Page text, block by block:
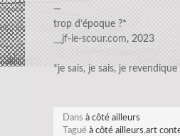
—
trop d’époque ?*
__jf-le-scour.com, 2023
*je sais, je sais, je revendique
Dans à côté ailleurs
Tagué à côté ailleurs,art